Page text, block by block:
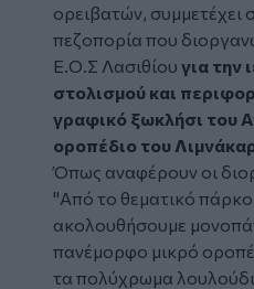
ορειβατών, συμμετέχει
πεζοπορία που
Ε.Ο.Σ Λασιθίου για την
στολισμού και
γραφικό ξωκλήσι του
οροπέδιο του
Όπως αναφέρουν οι
"Από το θεματικό
ακολουθήσουμε
πανέμορφο μικρό
τα πολύχρωμα